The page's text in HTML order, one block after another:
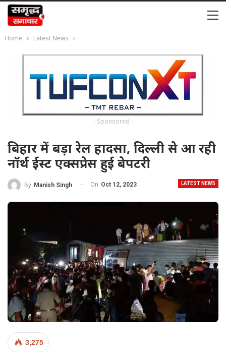
Home Latest News
- Sponsored -
बिहार में बड़ा रेल हादसा, दिल्ली से आ रही
नॉर्थ ईस्ट एक्सप्रेस हुई बेपटरी
LATEST NEWS
By Manish Singh On Oct 12, 2023
3,275